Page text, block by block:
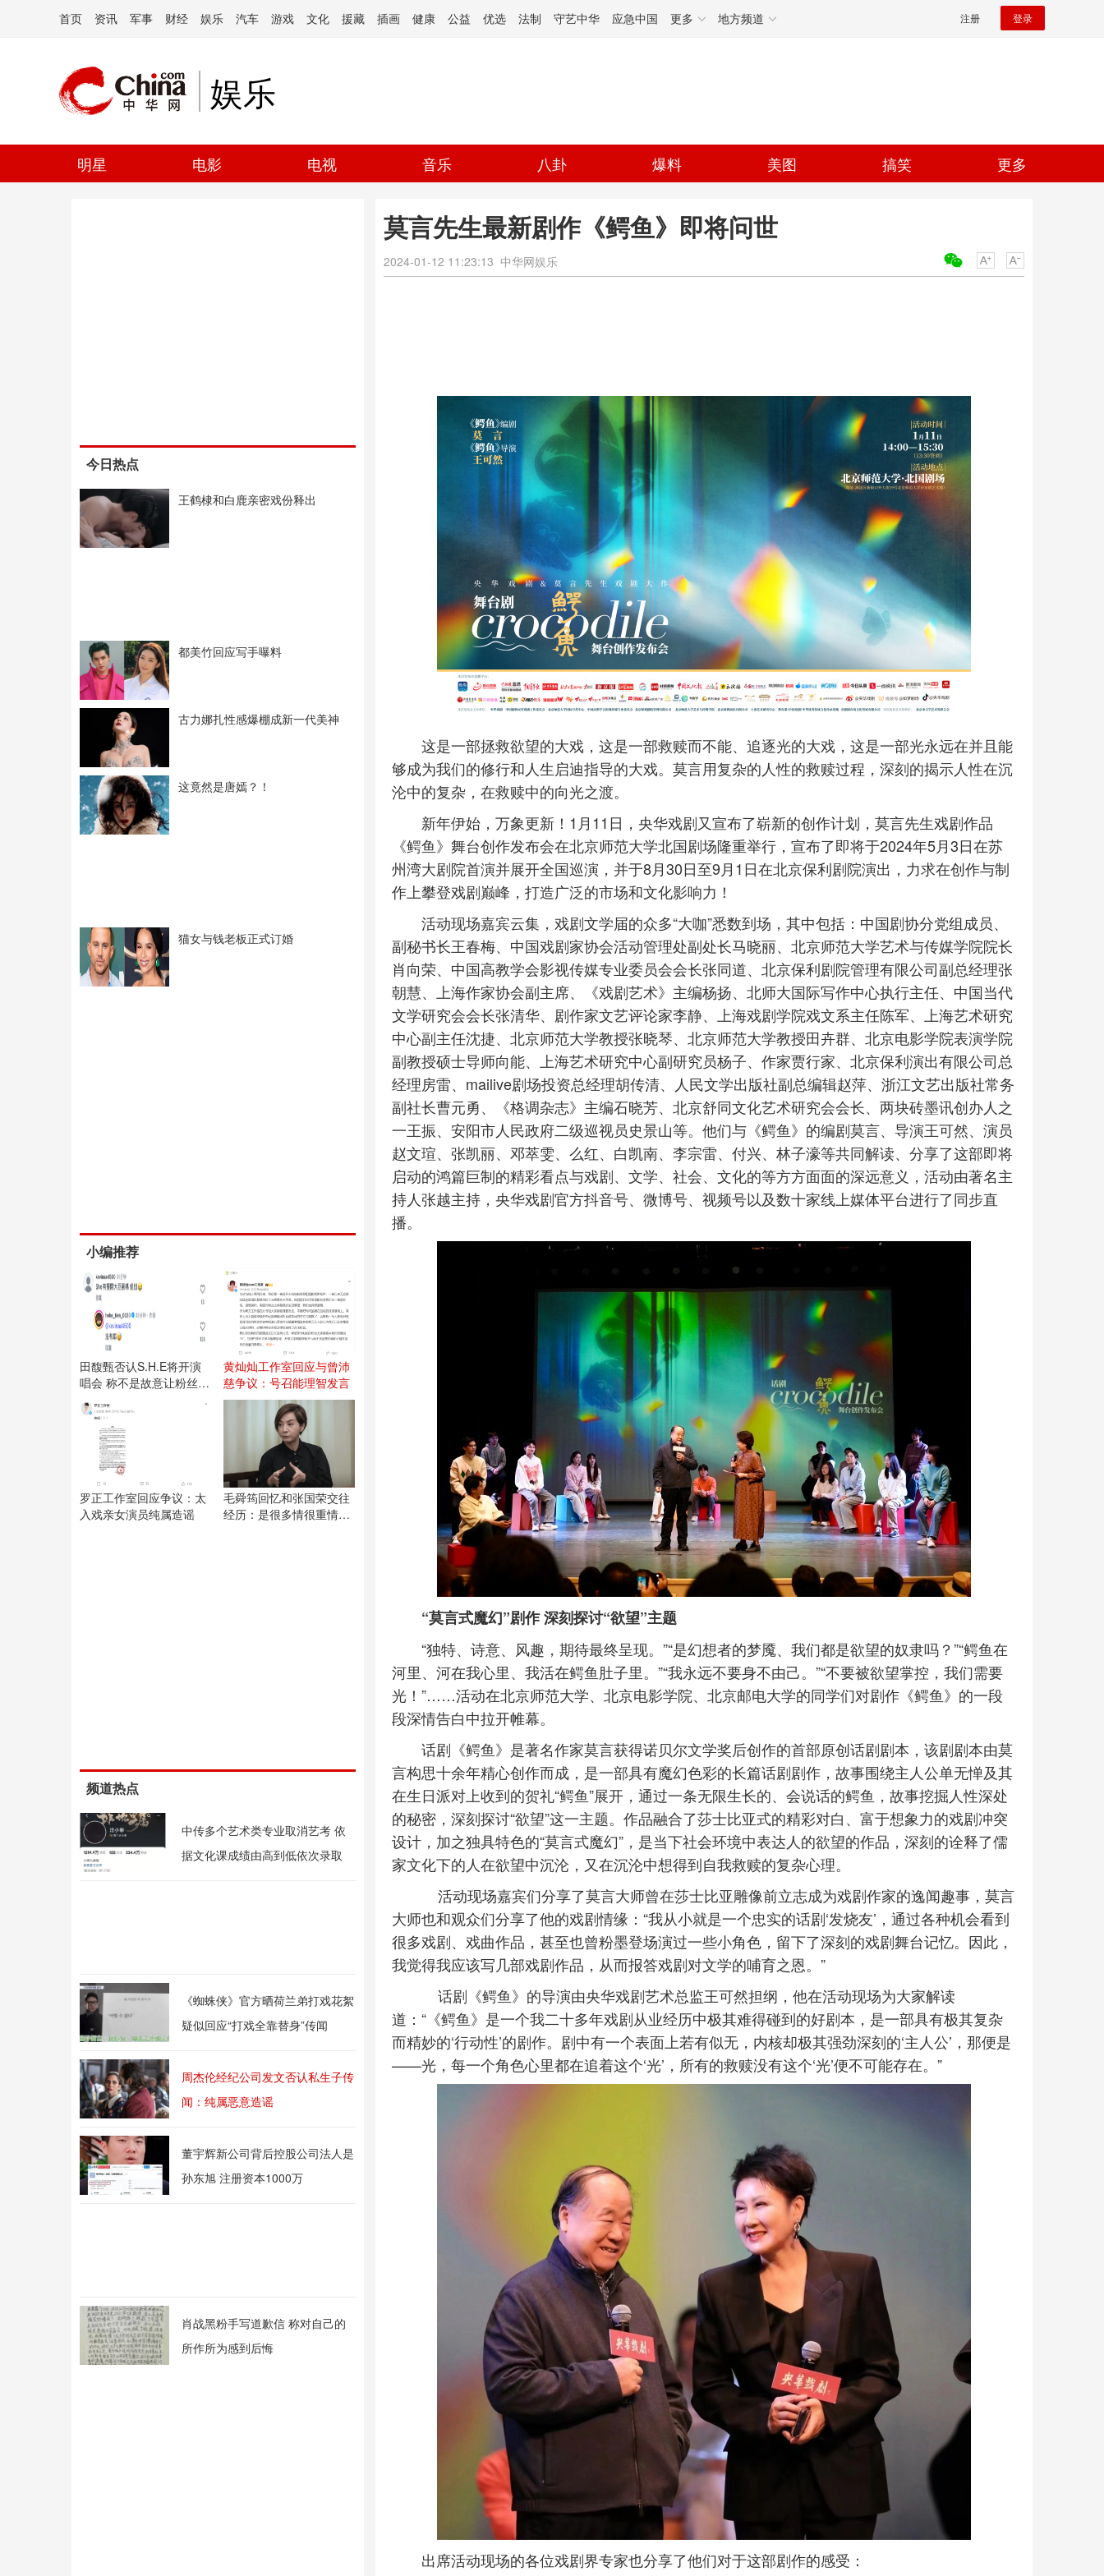
首页 资讯 军事 财经 娱乐 汽车 游戏 文化 援藏 插画 健康 公益 优选 法制 守艺中华 应急中国 更多 地方频道 注册 登录
娱乐
明星 电影 电视 音乐 八卦 爆料 美图 搞笑 更多
今日热点
王鹤棣和白鹿亲密戏份释出
都美竹回应写手曝料
古力娜扎性感爆棚成新一代美神
这竟然是唐嫣？！
猫女与钱老板正式订婚
小编推荐
田馥甄否认S.H.E将开演
唱会 称不是故意让粉丝失
望
黄灿灿工作室回应与曾沛
慈争议：号召能理智发言
罗正工作室回应争议：太
入戏亲女演员纯属造谣
毛舜筠回忆和张国荣交往
经历：是很多情很重情的
频道热点
中传多个艺术类专业取消艺考 依
据文化课成绩由高到低依次录取
《蜘蛛侠》官方晒荷兰弟打戏花絮
疑似回应“打戏全靠替身”传闻
周杰伦经纪公司发文否认私生子传
闻：纯属恶意造谣
董宇辉新公司背后控股公司法人是
孙东旭 注册资本1000万
肖战黑粉手写道歉信 称对自己的
所作所为感到后悔
莫言先生最新剧作《鳄鱼》即将问世
2024-01-12 11:23:13 中华网娱乐
这是一部拯救欲望的大戏，这是一部救赎而不能、追逐光的大戏，这是一部光永远在并且能
够成为我们的修行和人生启迪指导的大戏。莫言用复杂的人性的救赎过程，深刻的揭示人性在沉
沦中的复杂，在救赎中的向光之渡。
新年伊始，万象更新！1月11日，央华戏剧又宣布了崭新的创作计划，莫言先生戏剧作品
《鳄鱼》舞台创作发布会在北京师范大学北国剧场隆重举行，宣布了即将于2024年5月3日在苏
州湾大剧院首演并展开全国巡演，并于8月30日至9月1日在北京保利剧院演出，力求在创作与制
作上攀登戏剧巅峰，打造广泛的市场和文化影响力！
活动现场嘉宾云集，戏剧文学届的众多“大咖”悉数到场，其中包括：中国剧协分党组成员、
副秘书长王春梅、中国戏剧家协会活动管理处副处长马晓丽、北京师范大学艺术与传媒学院院长
肖向荣、中国高教学会影视传媒专业委员会会长张同道、北京保利剧院管理有限公司副总经理张
朝慧、上海作家协会副主席、《戏剧艺术》主编杨扬、北师大国际写作中心执行主任、中国当代
文学研究会会长张清华、剧作家文艺评论家李静、上海戏剧学院戏文系主任陈军、上海艺术研究
中心副主任沈捷、北京师范大学教授张晓琴、北京师范大学教授田卉群、北京电影学院表演学院
副教授硕士导师向能、上海艺术研究中心副研究员杨子、作家贾行家、北京保利演出有限公司总
经理房雷、mailive剧场投资总经理胡传清、人民文学出版社副总编辑赵萍、浙江文艺出版社常务
副社长曹元勇、《格调杂志》主编石晓芳、北京舒同文化艺术研究会会长、两块砖墨讯创办人之
一王振、安阳市人民政府二级巡视员史景山等。他们与《鳄鱼》的编剧莫言、导演王可然、演员
赵文瑄、张凯丽、邓萃雯、么红、白凯南、李宗雷、付兴、林子濠等共同解读、分享了这部即将
启动的鸿篇巨制的精彩看点与戏剧、文学、社会、文化的等方方面面的深远意义，活动由著名主
持人张越主持，央华戏剧官方抖音号、微博号、视频号以及数十家线上媒体平台进行了同步直
播。
“莫言式魔幻”剧作 深刻探讨“欲望”主题
“独特、诗意、风趣，期待最终呈现。”“是幻想者的梦魇、我们都是欲望的奴隶吗？”“鳄鱼在
河里、河在我心里、我活在鳄鱼肚子里。”“我永远不要身不由己。”“不要被欲望掌控，我们需要
光！”……活动在北京师范大学、北京电影学院、北京邮电大学的同学们对剧作《鳄鱼》的一段
段深情告白中拉开帷幕。
话剧《鳄鱼》是著名作家莫言获得诺贝尔文学奖后创作的首部原创话剧剧本，该剧剧本由莫
言构思十余年精心创作而成，是一部具有魔幻色彩的长篇话剧剧作，故事围绕主人公单无惮及其
在生日派对上收到的贺礼“鳄鱼”展开，通过一条无限生长的、会说话的鳄鱼，故事挖掘人性深处
的秘密，深刻探讨“欲望”这一主题。作品融合了莎士比亚式的精彩对白、富于想象力的戏剧冲突
设计，加之独具特色的“莫言式魔幻”，是当下社会环境中表达人的欲望的作品，深刻的诠释了儒
家文化下的人在欲望中沉沦，又在沉沦中想得到自我救赎的复杂心理。
活动现场嘉宾们分享了莫言大师曾在莎士比亚雕像前立志成为戏剧作家的逸闻趣事，莫言
大师也和观众们分享了他的戏剧情缘：“我从小就是一个忠实的话剧‘发烧友’，通过各种机会看到
很多戏剧、戏曲作品，甚至也曾粉墨登场演过一些小角色，留下了深刻的戏剧舞台记忆。因此，
我觉得我应该写几部戏剧作品，从而报答戏剧对文学的哺育之恩。”
话剧《鳄鱼》的导演由央华戏剧艺术总监王可然担纲，他在活动现场为大家解读
道：“《鳄鱼》是一个我二十多年戏剧从业经历中极其难得碰到的好剧本，是一部具有极其复杂
而精妙的‘行动性’的剧作。剧中有一个表面上若有似无，内核却极其强劲深刻的‘主人公’，那便是
——光，每一个角色心里都在追着这个‘光’，所有的救赎没有这个‘光’便不可能存在。”
出席活动现场的各位戏剧界专家也分享了他们对于这部剧作的感受：